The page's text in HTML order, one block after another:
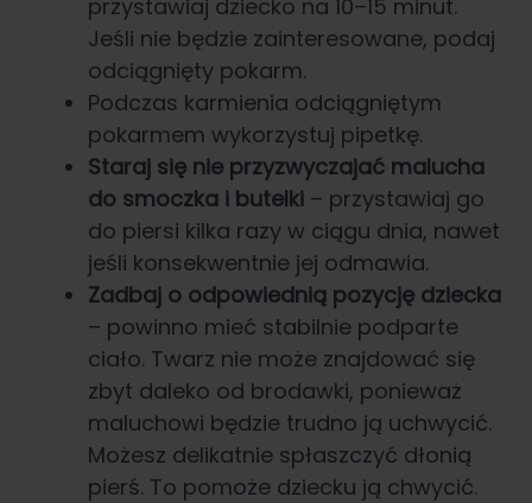
przystawiaj dziecko na 10–15 minut.
Jeśli nie będzie zainteresowane, podaj
odciągnięty pokarm.
Podczas karmienia odciągniętym
pokarmem wykorzystuj pipetkę.
Staraj się nie przyzwyczajać malucha
do smoczka i butelki – przystawiaj go
do piersi kilka razy w ciągu dnia, nawet
jeśli konsekwentnie jej odmawia.
Zadbaj o odpowiednią pozycję dziecka
– powinno mieć stabilnie podparte
ciało. Twarz nie może znajdować się
zbyt daleko od brodawki, ponieważ
maluchowi będzie trudno ją uchwycić.
Możesz delikatnie spłaszczyć dłonią
pierś. To pomoże dziecku ją chwycić.